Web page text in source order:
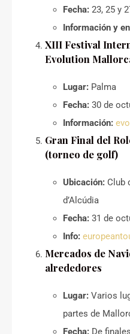
Fecha: 23, 25 y
Información y
XIII Festival
Evolution
Lugar: Palma
Fecha: 30 de
Información:
Gran Final del
(torneo de golf)
Ubicación: Club
d’Alcúdia
Fecha: 31 de
Info:
Mercados de
alrededores
Lugar: Varios
partes de
Fecha: De